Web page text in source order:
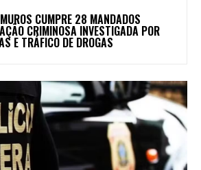
CUMPRE 28 MANDADOS
CRIMINOSA INVESTIGADA POR
E TRÁFICO DE DROGAS